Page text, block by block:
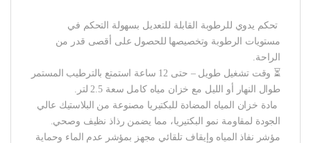
️ تحكم يدوي للرطوبة القابلة للتعديل بسهولة التحكم في
مستويات الرطوبة وتخصيصها للحصول على أقصى قدر من
الراحة.
⏳ وقت تشغيل طويل – حتى 12 ساعة استمتع بالترطيب المستمر
طوال النهار أو الليل مع خزان مياه كامل سعة 2.5 لتر.
️ مادة خزان المياه المضادة للبكتيريا مصنوعة من البلاستيك عالي
الجودة لمقاومة نمو البكتيريا، مما يضمن رذاذ نظيف وصحي.
مؤشر نفاذ المياه وإيقاف تلقائي مجهز بمؤشر عدم الماء وحماية